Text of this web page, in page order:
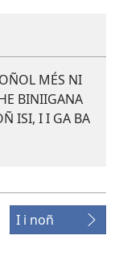
MÉS NI
BINIIGANA
ISI, I I GA BA
I i noñ